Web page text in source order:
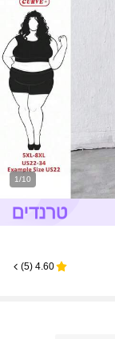
1/10
4.60
(
5
)